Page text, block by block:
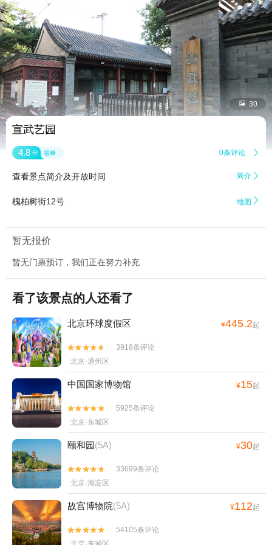
 30
宣武艺园
4.8 分 很棒 0条评论 
查看景点简介及开放时间 简介 
槐柏树街12号 地图 
暂无报价
暂无门票预订，我们正在努力补充
看了该景点的人还看了
北京环球度假区 ¥445.2起


3918条评论
北京·通州区
中国国家博物馆 ¥15起


5925条评论
北京·东城区
颐和园(5A) ¥30起


33699条评论
北京·海淀区
故宫博物院(5A) ¥112起


54105条评论
